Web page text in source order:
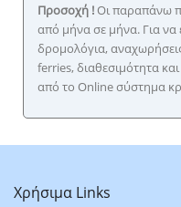
Προσοχή !Οι παραπάνω
από μήνα σε μήνα. Για να
δρομολόγια,
ferries, διαθεσιμότητα
από το Online σύστημα
Χρήσιμα Links